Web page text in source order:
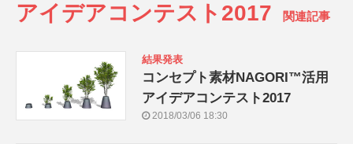
アイデアコンテスト2017
関連記事
結果発表
コンセプト素材NAGORI™活用
アイデアコンテスト2017
2018/03/06 18:30